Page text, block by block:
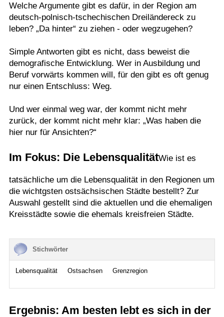
Welche Argumente gibt es dafür, in der Region am
deutsch-polnisch-tschechischen Dreiländereck zu
leben? „Da hinter“ zu ziehen - oder wegzugehen?
Simple Antworten gibt es nicht, dass beweist die
demografische Entwicklung. Wer in Ausbildung und
Beruf vorwärts kommen will, für den gibt es oft genug
nur einen Entschluss: Weg.
Und wer einmal weg war, der kommt nicht mehr
zurück, der kommt nicht mehr klar: „Was haben die
hier nur für Ansichten?“
Im Fokus: Die LebensqualitätWie ist es
tatsächliche um die Lebensqualität in den Regionen um
die wichtgsten ostsächsischen Städte bestellt? Zur
Auswahl gestellt sind die aktuellen und die ehemaligen
Kreisstädte sowie die ehemals kreisfreien Städte.
Stichwörter
Lebensqualität Ostsachsen Grenzregion
Ergebnis: Am besten lebt es sich in der